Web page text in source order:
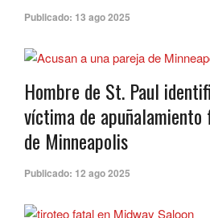
Publicado: 13 ago 2025
Hombre de St. Paul
víctima de
de Minneapolis
Publicado: 12 ago 2025